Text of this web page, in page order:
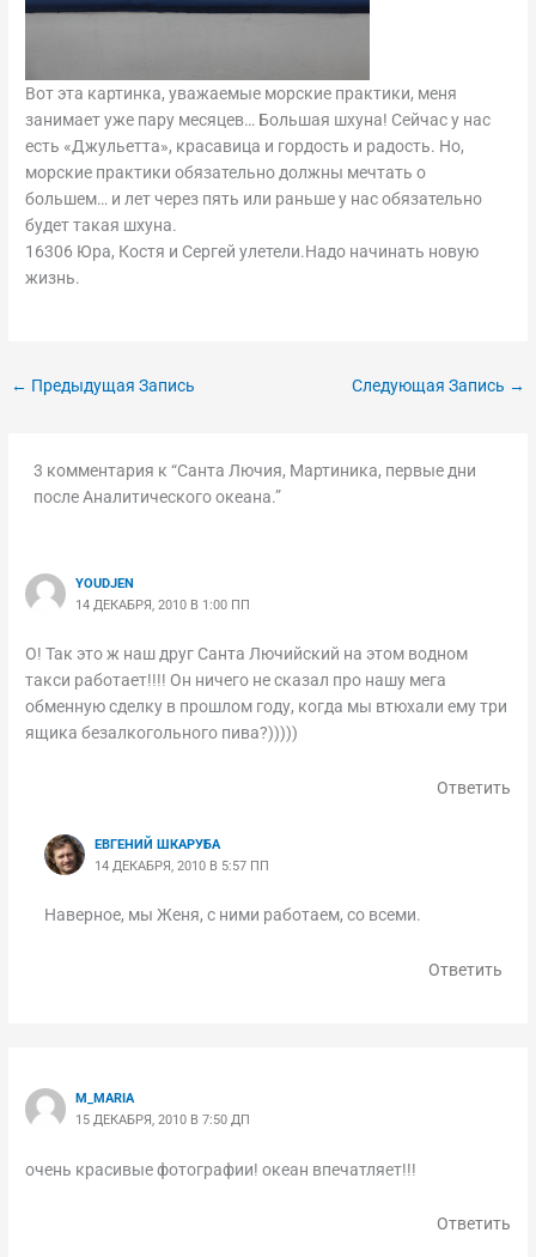
Вот эта картинка, уважаемые морские практики, меня
занимает уже пару месяцев… Большая шхуна! Сейчас у нас
есть «Джульетта», красавица и гордость и радость. Но,
морские практики обязательно должны мечтать о
большем… и лет через пять или раньше у нас обязательно
будет такая шхуна.
16306 Юра, Костя и Сергей улетели.Надо начинать новую
жизнь.
← Предыдущая Запись Следующая Запись →
3 комментария к “Санта Лючия, Мартиника, первые дни
после Аналитического океана.”
YOUDJEN
14 ДЕКАБРЯ, 2010 В 1:00 ПП
О! Так это ж наш друг Санта Лючийский на этом водном
такси работает!!!! Он ничего не сказал про нашу мега
обменную сделку в прошлом году, когда мы втюхали ему три
ящика безалкогольного пива?)))))
Ответить
ЕВГЕНИЙ ШКАРУБА
14 ДЕКАБРЯ, 2010 В 5:57 ПП
Наверное, мы Женя, с ними работаем, со всеми.
Ответить
M_MARIA
15 ДЕКАБРЯ, 2010 В 7:50 ДП
очень красивые фотографии! океан впечатляет!!!
Ответить